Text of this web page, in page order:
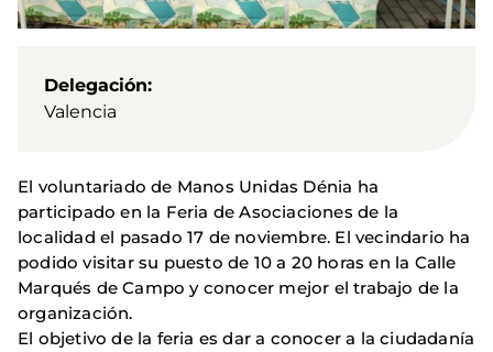
Delegación
Valencia
El voluntariado de Manos Unidas Dénia ha
participado en la Feria de Asociaciones de la
localidad el pasado 17 de noviembre. El vecindario ha
podido visitar su puesto de 10 a 20 horas en la Calle
Marqués de Campo y conocer mejor el trabajo de la
organización.
El objetivo de la feria es dar a conocer a la ciudadanía